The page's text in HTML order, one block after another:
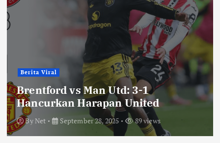
Berita Viral
Brentford vs Man Utd: 3-1
Hancurkan Harapan United
ByNet September 28, 2025 89 views